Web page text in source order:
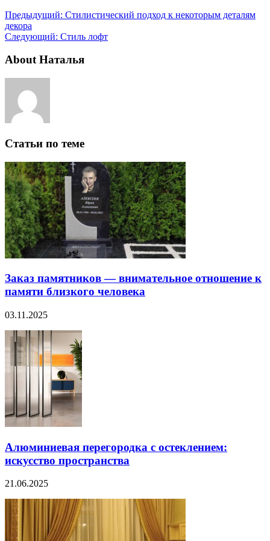
Предыдущий: Стилистический подход к некоторым деталям
декора
Следующий: Стиль лофт
About Наталья
Статьи по теме
Заказ памятников — внимательное отношение к
памяти близкого человека
03.11.2025
Алюминиевая перегородка с остеклением:
искусство пространства
21.06.2025